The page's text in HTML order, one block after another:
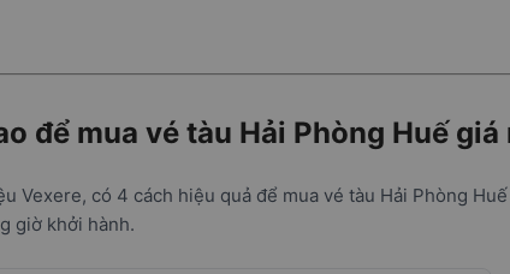
để mua vé tàu Hải Phòng Huế giá
Vexere, có 4 cách hiệu quả để mua vé tàu Hải Phòng
giờ khởi hành.